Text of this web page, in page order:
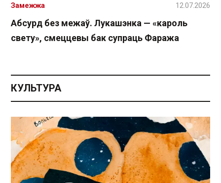
Абсурд без межаў. Лукашэнка — «кароль
свету», смеццевы бак супраць Фаража
Замежжа 12.07.2026
КУЛЬТУРА